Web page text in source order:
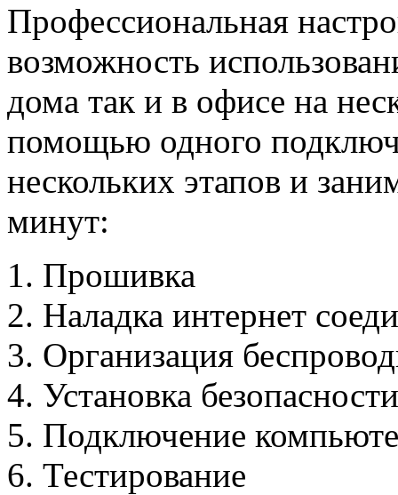
Профессиональная
возможность
дома так и в офисе на
помощью одного
нескольких этапов и
минут:
Прошивка
Наладка интернет
Организация
Установка
Подключение
Тестирование